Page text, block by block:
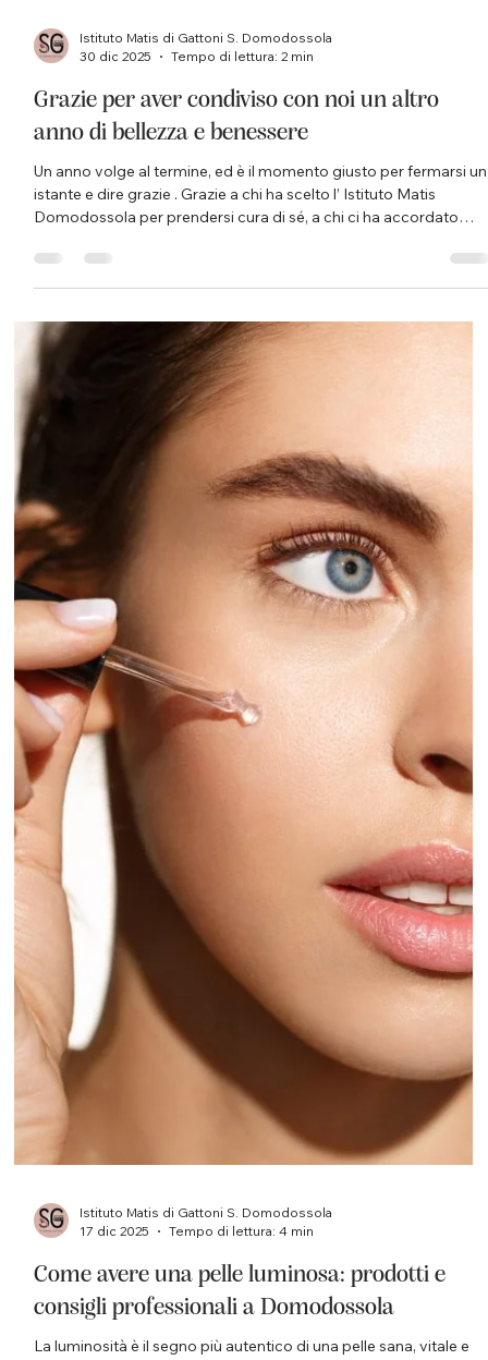
Istituto Matis di Gattoni S. Domodossola
Tempo di lettura: 2 min
La pulizia del viso: il primo gesto essenziale
una pelle sana
La pulizia del viso è il primo e più importante gesto della skincare
quotidiana. Una corretta detersione della pelle non serve solo a
rimuovere il trucco, ma svolge un ruolo fondamentale nel
mantenere la pelle in equilibrio, sana e luminosa. All’ Istituto
Domodossola di Simona Gattoni , la detersione è considerata la
base di ogni percorso di bellezza: solo una pelle correttamente
pulita può rispondere in modo efficace ai trattamenti viso e ai
prodotti professionali ap
Istituto Matis di Gattoni S. Domodossola
30 dic 2025
Tempo di lettura: 2 min
Grazie per aver condiviso con noi un altro